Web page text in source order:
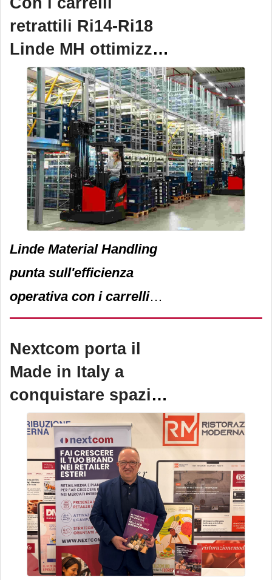
retrattili Ri14-Ri18
Linde MH ottimizza
la logistica di
magazzino
Linde Material Handling
punta sull'efficienza
operativa con i carrelli
retrattili Ri14-Ri18:
compatti, sicuri ed
ergonomici per retail e
distribuzione.
Nextcom porta il
Made in Italy a
conquistare spazio
nella gdo
internazionale